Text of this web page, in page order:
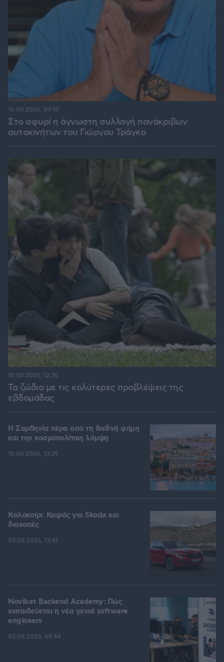
Στο σφυρί η άγνωστη συλλογή πανάκριβων
αυτοκινήτων του Γιώργου Τράγκα
10.08.2026, 09:10
Τα ζώδια με τις καλύτερες προβλέψεις της
εβδομάδας
10.08.2026, 12:30
Η Σαρδηνία πέρα από τη διεθνή φήμη
και την κοσμοπολίτικη λάμψη
10.08.2026, 13:39
Καλοκαίρι: Καιρός για Skoda και
διακοπές
03.08.2026, 13:41
Novibet Backend Academy: Πώς
εκπαιδεύεται η νέα γενιά software
engineers
05.08.2026, 09:44